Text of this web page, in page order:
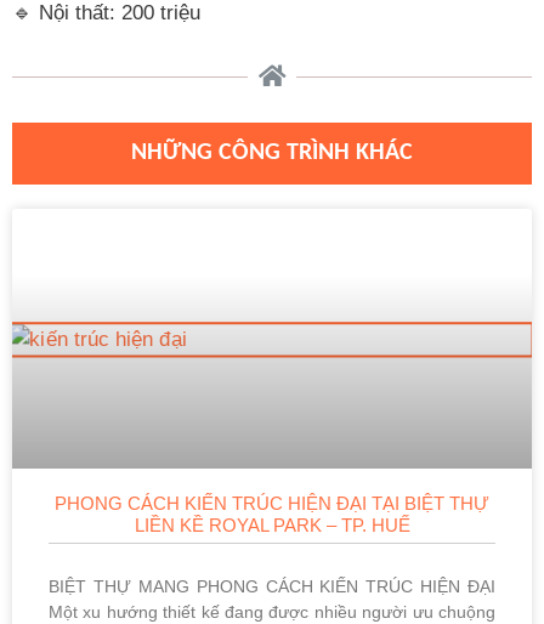
🔹 Nội thất: 200 triệu
NHỮNG CÔNG TRÌNH KHÁC
PHONG CÁCH KIẾN TRÚC HIỆN ĐẠI TẠI BIỆT THỰ
LIỀN KỀ ROYAL PARK – TP. HUẾ
BIỆT THỰ MANG PHONG CÁCH KIẾN TRÚC HIỆN ĐẠI
Một xu hướng thiết kế đang được nhiều người ưu chuộng